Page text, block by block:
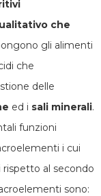
che
gli alimenti
che
delle
ed i sali minerali.
funzioni
i cui
rispetto al secondo
sono: